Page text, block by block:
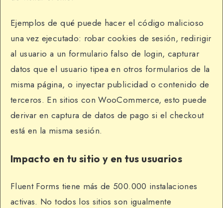
Ejemplos de qué puede hacer el código malicioso
una vez ejecutado: robar cookies de sesión, redirigir
al usuario a un formulario falso de login, capturar
datos que el usuario tipea en otros formularios de la
misma página, o inyectar publicidad o contenido de
terceros. En sitios con WooCommerce, esto puede
derivar en captura de datos de pago si el checkout
está en la misma sesión.
Impacto en tu sitio y en tus usuarios
Fluent Forms tiene más de 500.000 instalaciones
activas. No todos los sitios son igualmente